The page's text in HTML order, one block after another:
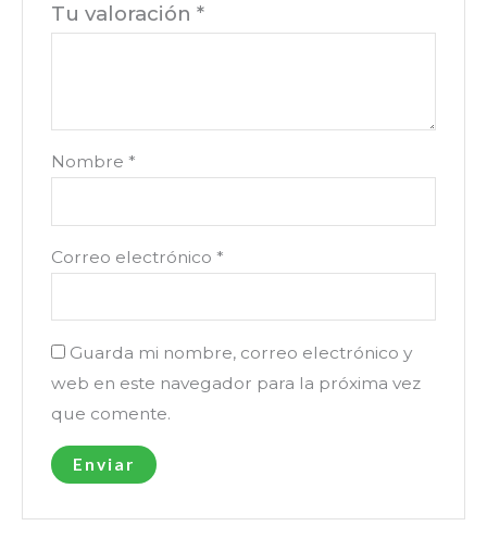
Tu valoración *
Nombre *
Correo electrónico *
Guarda mi nombre, correo electrónico y
web en este navegador para la próxima vez
que comente.